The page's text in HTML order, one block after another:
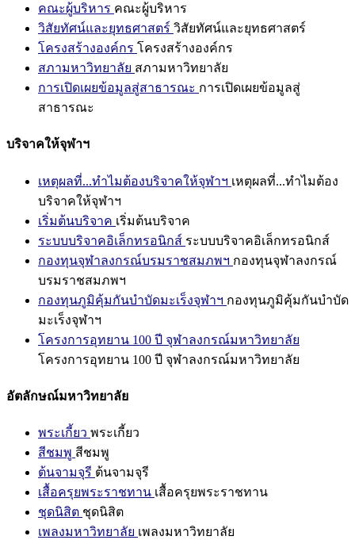
คณะผู้บริหาร คณะผู้บริหาร
วิสัยทัศน์และยุทธศาสตร์ วิสัยทัศน์และยุทธศาสตร์
โครงสร้างองค์กร โครงสร้างองค์กร
สภามหาวิทยาลัย สภามหาวิทยาลัย
การเปิดเผยข้อมูลสู่สาธารณะ การเปิดเผยข้อมูลสู่
สาธารณะ
บริจาคให้จุฬาฯ
เหตุผลที่...ทำไมต้องบริจาคให้จุฬาฯ เหตุผลที่...ทำไมต้อง
บริจาคให้จุฬาฯ
เริ่มต้นบริจาค เริ่มต้นบริจาค
ระบบบริจาคอิเล็กทรอนิกส์ ระบบบริจาคอิเล็กทรอนิกส์
กองทุนจุฬาลงกรณ์บรมราชสมภพฯ กองทุนจุฬาลงกรณ์
บรมราชสมภพฯ
กองทุนภูมิคุ้มกันบำบัดมะเร็งจุฬาฯ กองทุนภูมิคุ้มกันบำบัด
มะเร็งจุฬาฯ
โครงการอุทยาน 100 ปี จุฬาลงกรณ์มหาวิทยาลัย
โครงการอุทยาน 100 ปี จุฬาลงกรณ์มหาวิทยาลัย
อัตลักษณ์มหาวิทยาลัย
พระเกี้ยว พระเกี้ยว
สีชมพู สีชมพู
ต้นจามจุรี ต้นจามจุรี
เสื้อครุยพระราชทาน เสื้อครุยพระราชทาน
ชุดนิสิต ชุดนิสิต
เพลงมหาวิทยาลัย เพลงมหาวิทยาลัย